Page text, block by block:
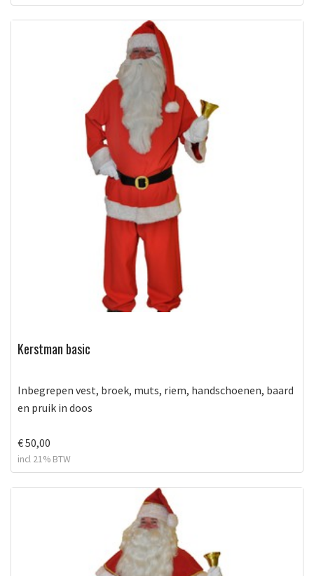
Kerstman basic
Inbegrepen vest, broek, muts, riem, handschoenen, baard
en pruik in doos
€ 50,00
incl 21% BTW